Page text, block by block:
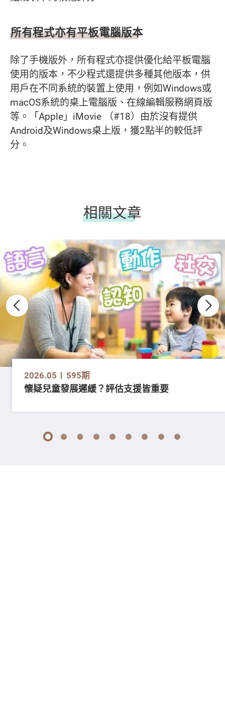
所有程式亦有平板電腦版本
除了手機版外，所有程式亦提供優化給平板電腦
使用的版本，不少程式還提供多種其他版本，供
用戶在不同系統的裝置上使用，例如Windows或
macOS系統的桌上電腦版、在線編輯服務網頁版
等。「Apple」iMovie （#18）由於沒有提供
Android及Windows桌上版，獲2點半的較低評
分。
相關文章
2026.05 595期
懷疑兒童發展遲緩？評估支援皆重要
1 2 3 4 5 6 7 8 9